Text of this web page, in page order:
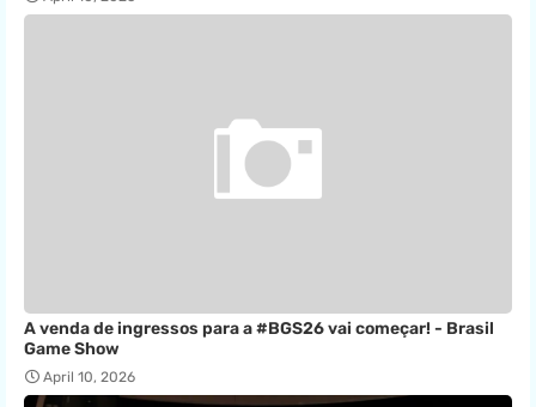
A venda de ingressos para a #BGS26 vai começar! - Brasil
Game Show
April 10, 2026